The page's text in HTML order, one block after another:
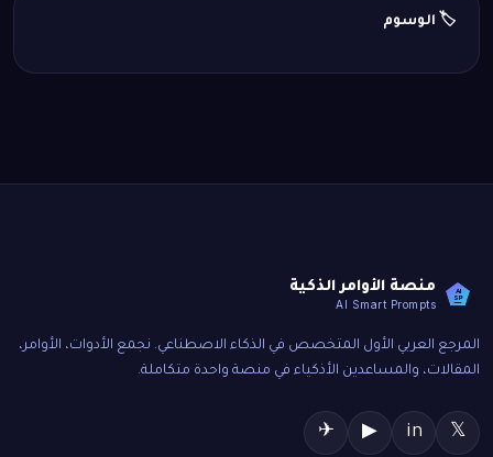
🏷️ الوسوم
AI
SP
منصة الأوامر الذكية
AI Smart Prompts
المرجع العربي الأول المتخصص في الذكاء الاصطناعي. نجمع الأدوات، الأوامر،
المقالات، والمساعدين الأذكياء في منصة واحدة متكاملة.
𝕏
in
▶
✈